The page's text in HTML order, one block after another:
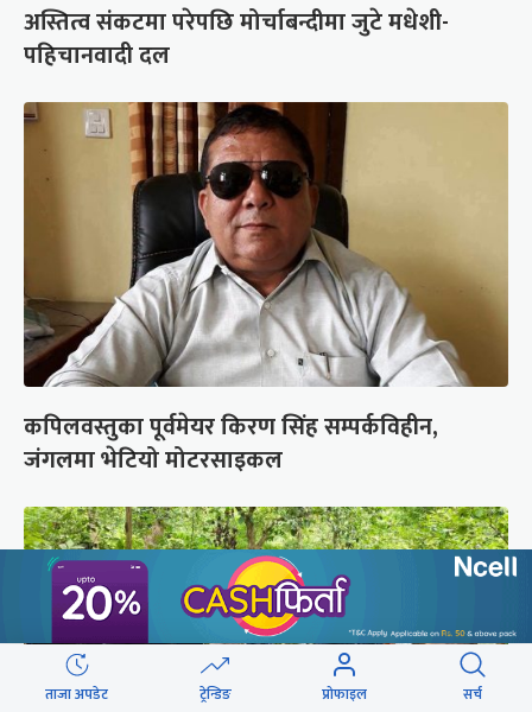
अस्तित्व संकटमा परेपछि मोर्चाबन्दीमा जुटे मधेशी-
पहिचानवादी दल
कपिलवस्तुका पूर्वमेयर किरण सिंह सम्पर्कविहीन,
जंगलमा भेटियो मोटरसाइकल
ताजा अपडेट ट्रेन्डिङ प्रोफाइल सर्च